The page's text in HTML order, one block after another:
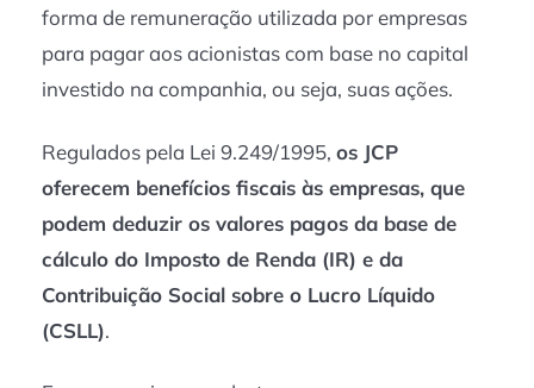
forma de remuneração utilizada por empresas
para pagar aos acionistas com base no capital
investido na companhia, ou seja, suas ações.
Regulados pela Lei 9.249/1995,os JCP
oferecem benefícios fiscais às empresas, que
podem deduzir os valores pagos da base de
cálculo do Imposto de Renda (IR) e da
Contribuição Social sobre o Lucro Líquido
(CSLL).